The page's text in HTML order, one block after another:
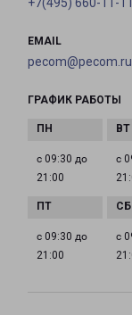
+7(495) 660-11-11
EMAIL
pecom@pecom.ru
ГРАФИК РАБОТЫ
с 09:30 до
21:00
с
с 09:30 до
21:00
с